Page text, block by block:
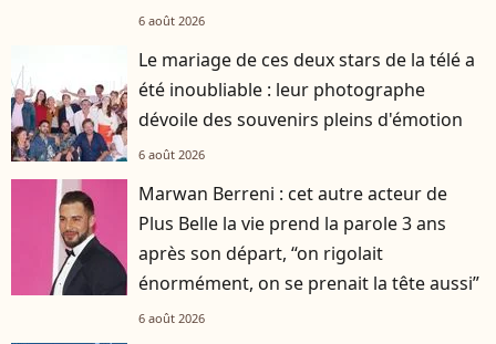
6 août 2026
Le mariage de ces deux stars de la télé a
été inoubliable : leur photographe
dévoile des souvenirs pleins d'émotion
6 août 2026
Marwan Berreni : cet autre acteur de
Plus Belle la vie prend la parole 3 ans
après son départ, “on rigolait
énormément, on se prenait la tête aussi”
6 août 2026